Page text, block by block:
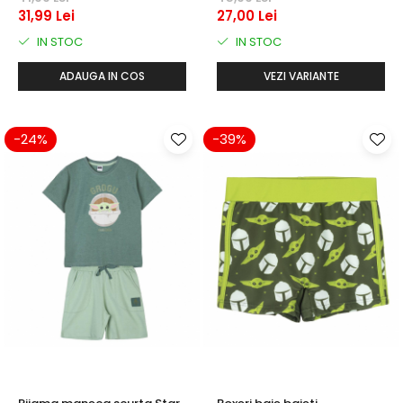
31,99 Lei
IN STOC
ADAUGA IN COS
27,00 Lei
IN STOC
VEZI VARIANTE
-24% -39%